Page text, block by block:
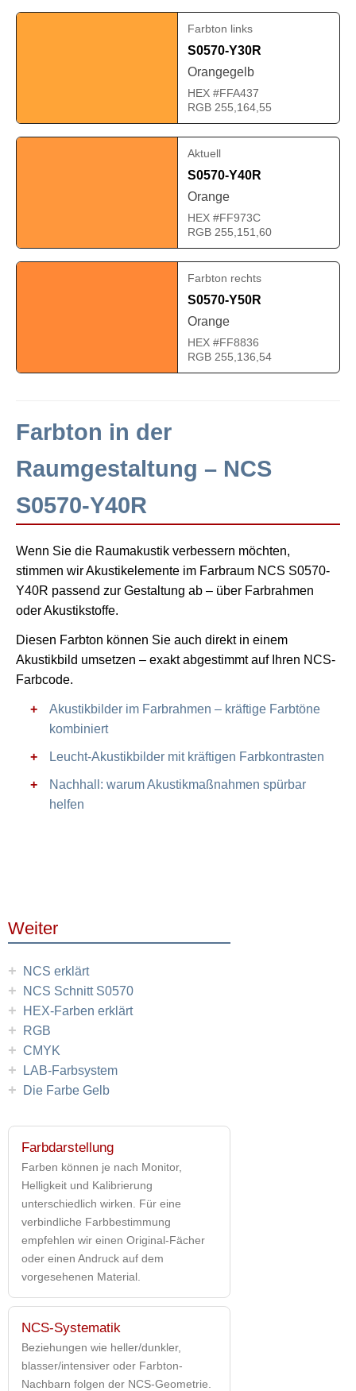
Farbton links
S0570-Y30R
Orangegelb
HEX #FFA437
RGB 255,164,55
Aktuell
S0570-Y40R
Orange
HEX #FF973C
RGB 255,151,60
Farbton rechts
S0570-Y50R
Orange
HEX #FF8836
RGB 255,136,54
Farbton in der
Raumgestaltung – NCS
S0570-Y40R
Wenn Sie die Raumakustik verbessern möchten,
stimmen wir Akustikelemente im Farbraum NCS S0570-
Y40R passend zur Gestaltung ab – über Farbrahmen
oder Akustikstoffe.
Diesen Farbton können Sie auch direkt in einem
Akustikbild umsetzen – exakt abgestimmt auf Ihren NCS-
Farbcode.
Akustikbilder im Farbrahmen – kräftige Farbtöne
kombiniert
Leucht-Akustikbilder mit kräftigen Farbkontrasten
Nachhall: warum Akustikmaßnahmen spürbar
helfen
Weiter
+ NCS erklärt
+ NCS Schnitt S0570
+ HEX-Farben erklärt
+ RGB
+ CMYK
+ LAB-Farbsystem
+ Die Farbe Gelb
Farbdarstellung
Farben können je nach Monitor,
Helligkeit und Kalibrierung
unterschiedlich wirken. Für eine
verbindliche Farbbestimmung
empfehlen wir einen Original-Fächer
oder einen Andruck auf dem
vorgesehenen Material.
NCS-Systematik
Beziehungen wie heller/dunkler,
blasser/intensiver oder Farbton-
Nachbarn folgen der NCS-Geometrie.